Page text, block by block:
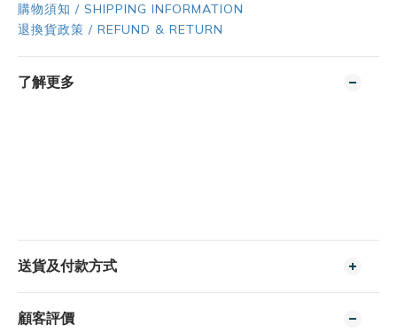
購物須知 / SHIPPING INFORMATION
退換貨政策 / REFUND & RETURN
了解更多
送貨及付款方式
顧客評價